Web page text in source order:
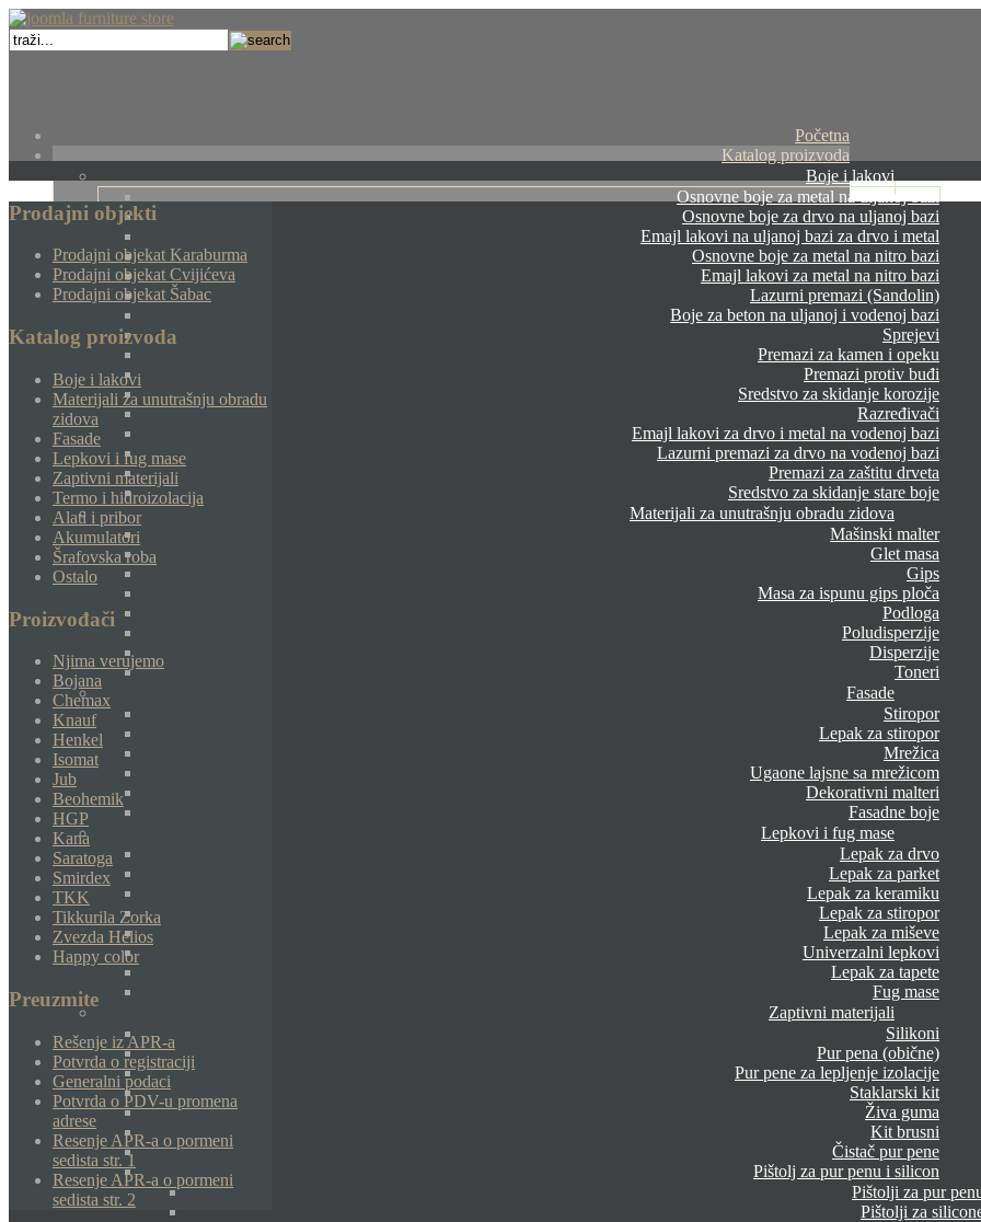
Početna
Katalog proizvoda
Boje i lakovi
Osnovne boje za metal na uljanoj bazi
Osnovne boje za drvo na uljanoj bazi
Emajl lakovi na uljanoj bazi za drvo i metal
Osnovne boje za metal na nitro bazi
Emajl lakovi za metal na nitro bazi
Lazurni premazi (Sandolin)
Boje za beton na uljanoj i vodenoj bazi
Sprejevi
Premazi za kamen i opeku
Premazi protiv buđi
Sredstvo za skidanje korozije
Razređivači
Emajl lakovi za drvo i metal na vodenoj bazi
Lazurni premazi za drvo na vodenoj bazi
Premazi za zaštitu drveta
Sredstvo za skidanje stare boje
Materijali za unutrašnju obradu zidova
Mašinski malter
Glet masa
Gips
Masa za ispunu gips ploča
Podloga
Poludisperzije
Disperzije
Toneri
Fasade
Stiropor
Lepak za stiropor
Mrežica
Ugaone lajsne sa mrežicom
Dekorativni malteri
Fasadne boje
Lepkovi i fug mase
Lepak za drvo
Lepak za parket
Lepak za keramiku
Lepak za stiropor
Lepak za miševe
Univerzalni lepkovi
Lepak za tapete
Fug mase
Zaptivni materijali
Silikoni
Pur pena (obične)
Pur pene za lepljenje izolacije
Staklarski kit
Živa guma
Kit brusni
Čistač pur pene
Pištolj za pur penu i silicon
Pištolji za pur
Pištolji za
Prodajni objekti
Prodajni objekat Karaburma
Prodajni objekat Cvijićeva
Prodajni objekat Šabac
Katalog proizvoda
Boje i lakovi
Materijali za unutrašnju obradu
zidova
Fasade
Lepkovi i fug mase
Zaptivni materijali
Termo i hidroizolacija
Alati i pribor
Akumulatori
Šrafovska roba
Ostalo
Proizvođači
Njima verujemo
Bojana
Chemax
Knauf
Henkel
Isomat
Jub
Beohemik
HGP
Kana
Saratoga
Smirdex
TKK
Tikkurila Zorka
Zvezda Helios
Happy color
Preuzmite
Rešenje iz APR-a
Potvrda o registraciji
Generalni podaci
Potvrda o PDV-u promena
adrese
Resenje APR-a o pormeni
sedista str. 1
Resenje APR-a o pormeni
sedista str. 2